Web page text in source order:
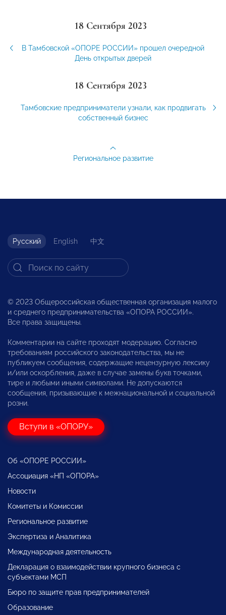
18 Сентября 2023
В Тамбовской «ОПОРЕ РОССИИ» прошел очередной
День открытых дверей
18 Сентября 2023
Тамбовские предприниматели узнали, как продвигать
собственный бизнес
Региональное развитие
Русский English 中文
© 2023 Общероссийская общественная организация малого
и среднего предпринимательства «ОПОРА РОССИИ».
Все права защищены.
Комментарии на сайте проходят модерацию. Согласно
требованиям российского законодательства, мы не
публикуем сообщения, содержащие нецензурную лексику
и/или оскорбления, даже в случае замены букв точками,
тире и любыми иными символами. Не допускаются
сообщения, призывающие к межнациональной и социальной
розни.
Вступи в «ОПОРУ»
Об «ОПОРЕ РОССИИ»
Ассоциация «НП «ОПОРА»
Новости
Комитеты и Комиссии
Региональное развитие
Экспертиза и Аналитика
Международная деятельность
Декларация о взаимодействии крупного бизнеса с
субъектами МСП
Бюро по защите прав предпринимателей
Образование